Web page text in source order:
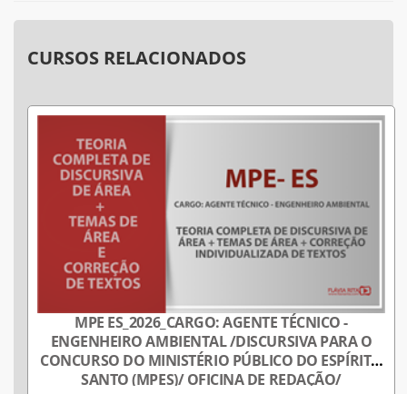
CURSOS RELACIONADOS
MPE ES_2026_CARGO: AGENTE TÉCNICO -
ENGENHEIRO AMBIENTAL /DISCURSIVA PARA O
CONCURSO DO MINISTÉRIO PÚBLICO DO ESPÍRITO
SANTO (MPES)/ OFICINA DE REDAÇÃO/